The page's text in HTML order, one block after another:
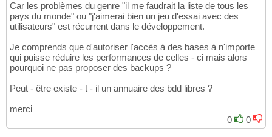
Car les problèmes du genre "il me faudrait la liste de tous les
pays du monde" ou "j'aimerai bien un jeu d'essai avec des
utilisateurs" est récurrent dans le développement.
Je comprends que d'autoriser l'accès à des bases à n'importe
qui puisse réduire les performances de celles - ci mais alors
pourquoi ne pas proposer des backups ?
Peut - être existe - t - il un annuaire des bdd libres ?
merci
0
0